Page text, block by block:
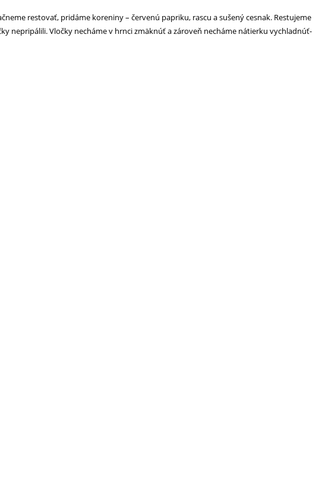
restovať, pridáme koreniny – červenú papriku, rascu a sušený cesnak. Restujeme
nepripálili. Vločky necháme v hrnci zmäknúť a zároveň necháme nátierku vychladnúť-